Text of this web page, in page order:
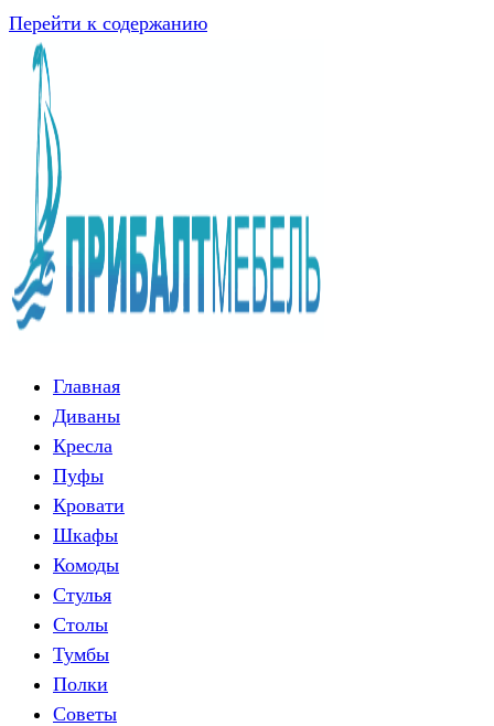
Перейти к содержанию
Главная
Диваны
Кресла
Пуфы
Кровати
Шкафы
Комоды
Стулья
Столы
Тумбы
Полки
Советы